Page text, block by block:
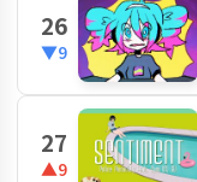
26
▼9
27
▲9